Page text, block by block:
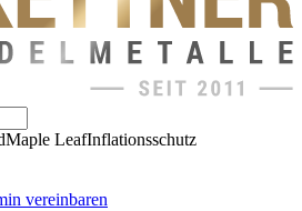
Maple LeafInflationsschutz
vereinbaren